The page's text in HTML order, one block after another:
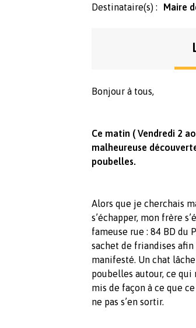
Destinataire(s) :
Maire
Bonjour à tous,
Ce matin ( Vendredi 2
malheureuse
poubelles.
Alors que je cherchais
s’échapper, mon frère
fameuse rue : 84 BD du
sachet de friandises afin
manifesté. Un chat
poubelles autour, ce qui
mis de façon à ce que
ne pas s’en sortir.